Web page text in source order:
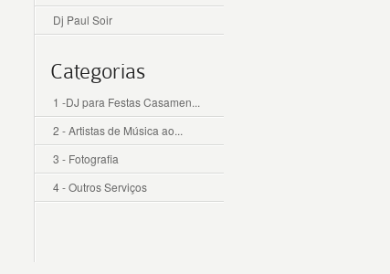
Dj Paul Soir
Categorias
1 -DJ para Festas Casamen...
2 - Artistas de Música ao...
3 - Fotografia
4 - Outros Serviços